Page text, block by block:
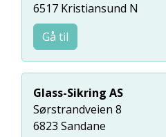
6517 Kristiansund N
Gå til
Glass-Sikring AS
Sørstrandveien 8
6823 Sandane